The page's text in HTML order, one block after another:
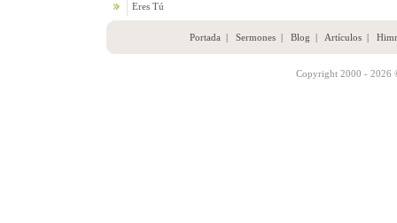
Eres Tú
Portada | Sermones| Blog | Artículos|
Copyright 2000 - 2026